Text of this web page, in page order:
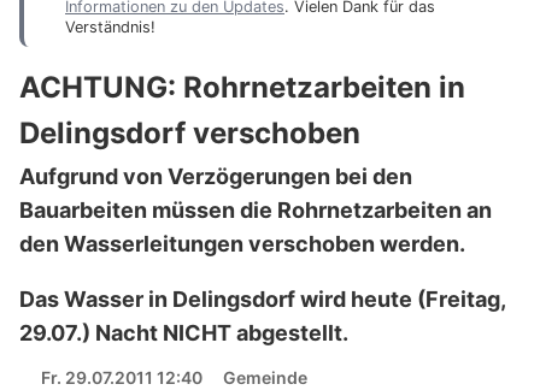
Informationen zu den Updates. Vielen Dank für das
Verständnis!
ACHTUNG: Rohrnetzarbeiten in
Delingsdorf verschoben
Aufgrund von Verzögerungen bei den
Bauarbeiten müssen die Rohrnetzarbeiten an
den Wasserleitungen verschoben werden.
Das Wasser in Delingsdorf wird heute (Freitag,
29.07.) Nacht NICHT abgestellt.
Fr. 29.07.2011 12:40 Gemeinde